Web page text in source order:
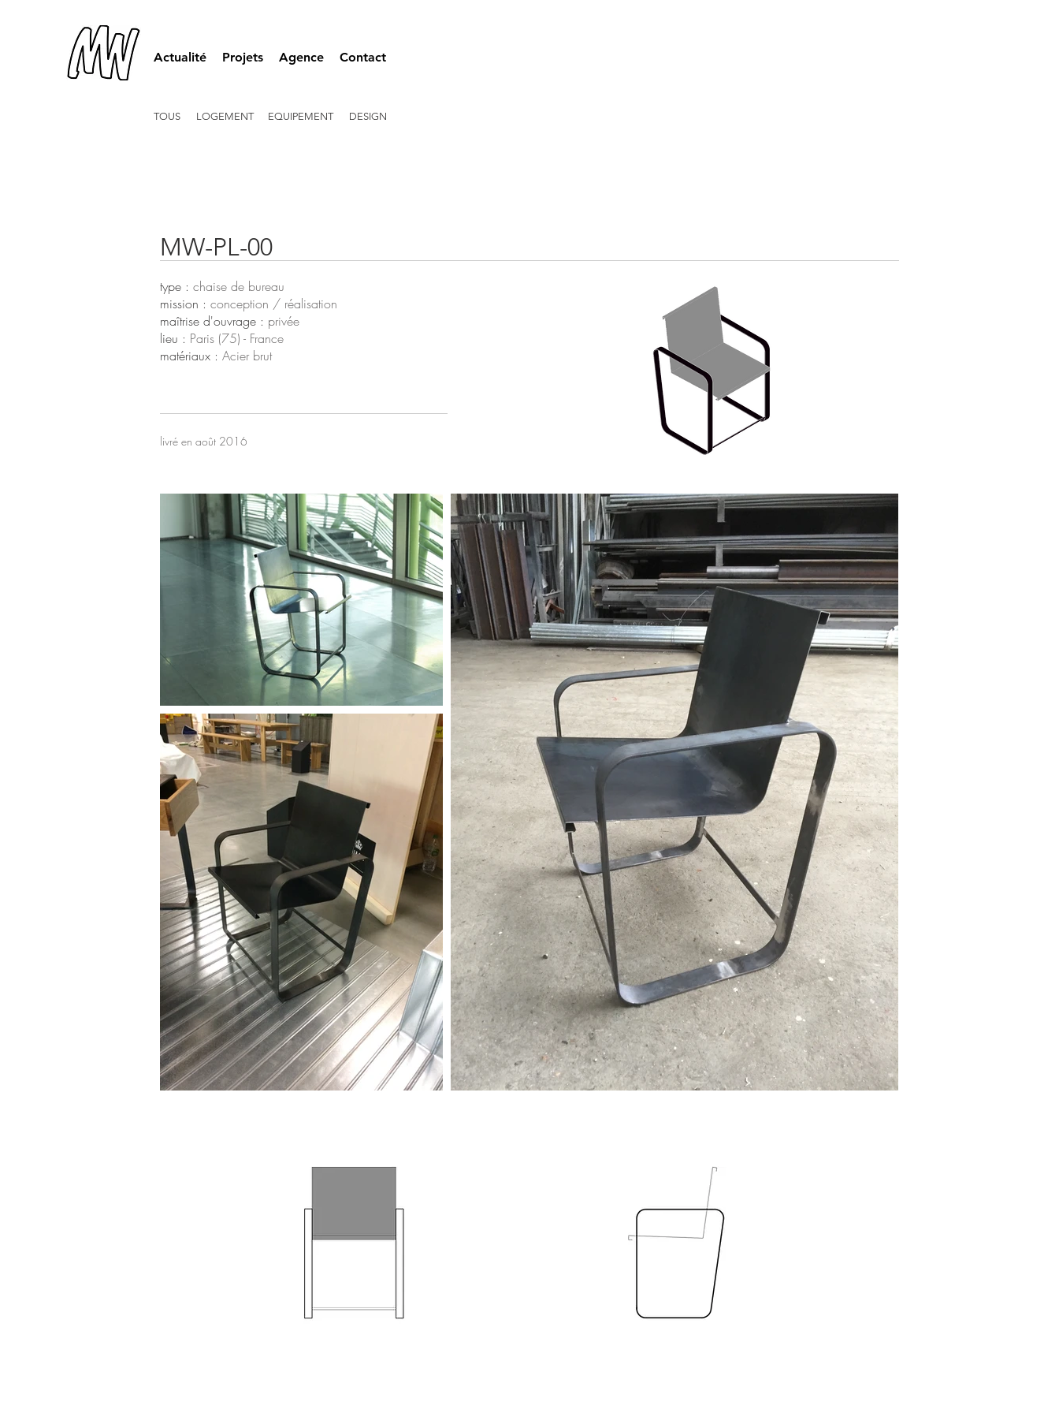
Actualité Projets Agence Contact
TOUS LOGEMENT EQUIPEMENT DESIGN
MW-PL-00
type : chaise de bureau
mission : conception / réalisation
maîtrise d'ouvrage : privée
lieu : Paris (75) - France
matériaux : Acier brut
livré en août 2016